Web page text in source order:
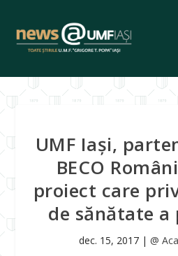
UMF Iași,
BECO
proiect care
de sănătate a
dec. 15, 2017 | @